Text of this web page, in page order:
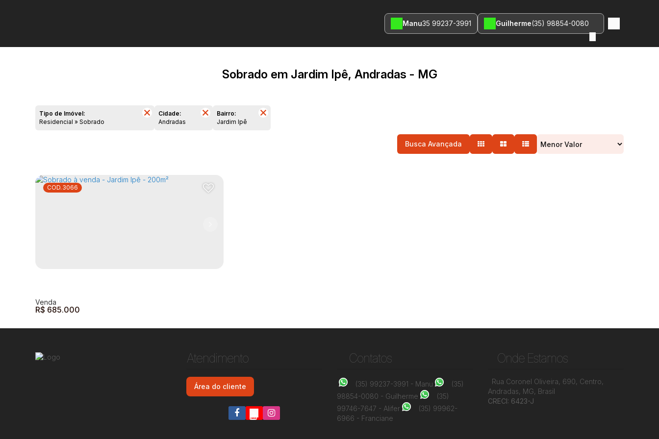
Guilherme(35) 98854-0080
Manu35 99237-3991
Sobrado em Jardim Ipê, Andradas - MG
Tipo de Imóvel:
Residencial » Sobrado
Cidade:
Andradas
Bairro:
Jardim Ipê
Busca Avançada
3066
R$ 685.000
Atendimento
Área do cliente
Contatos
(35) 99237-3991 - Manu
(35)
98854-0080 - Guilherme
(35)
99746-7647 - Alifer
(35) 99962-
6966 - Franciane
Onde Estamos
Rua Coronel Oliveira, 690, Centro,
Andradas, MG, Brasil
CRECI: 6423-J